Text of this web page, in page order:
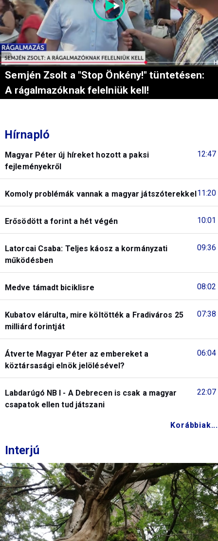
Semjén Zsolt a "Stop Önkény!" tüntetésen:
A rágalmazóknak felelniük kell!
Hírnapló
12:47
Magyar Péter új híreket hozott a paksi
fejleményekről
11:20
Komoly problémák vannak a magyar játszóterekkel
10:01
Erősödött a forint a hét végén
09:36
Latorcai Csaba: Teljes káosz a kormányzati
működésben
08:02
Medve támadt biciklisre
07:38
Kubatov elárulta, mire költötték a Fradiváros 25
milliárd forintját
06:04
Átverte Magyar Péter az embereket a
köztársasági elnök jelölésével?
22:07
Labdarúgó NB I - A Debrecen is csak a magyar
csapatok ellen tud játszani
Korábbiak...
Interjú